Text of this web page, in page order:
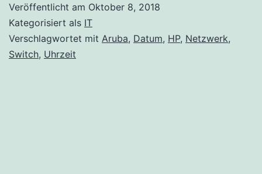
und
Uhrzeit
einstellen
Veröffentlicht am Oktober 8, 2018
Kategorisiert als IT
Verschlagwortet mit Aruba, Datum, HP, Netzwerk,
Switch, Uhrzeit